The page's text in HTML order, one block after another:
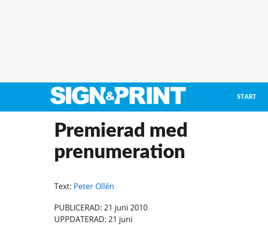
START
Premierad med
prenumeration
Text: Peter Ollén
PUBLICERAD: 21 juni 2010
UPPDATERAD: 21 juni